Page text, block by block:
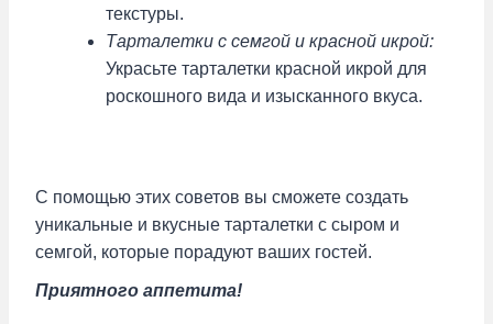
текстуры.
Тарталетки с семгой и красной икрой:
Украсьте тарталетки красной икрой для
роскошного вида и изысканного вкуса.
С помощью этих советов вы сможете создать
уникальные и вкусные тарталетки с сыром и
семгой, которые порадуют ваших гостей.
Приятного аппетита!